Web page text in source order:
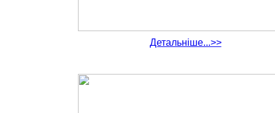
Детальніше...>>